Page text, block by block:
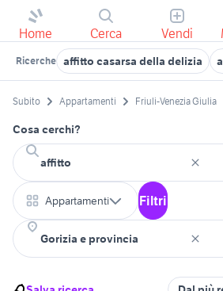
Home Cerca Vendi
Ricerche affitto casarsa della delizia
Subito Appartamenti Friuli-Venezia Giulia
Cosa cerchi?
Appartamenti Filtri